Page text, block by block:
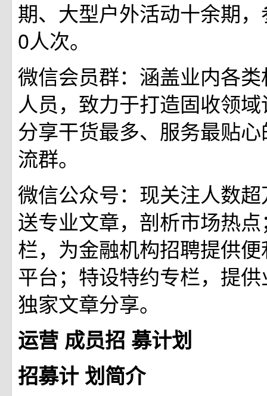
期、大型户外活动十余期
0人次。
微信会员群：涵盖业内各
人员，致力于打造固收领
分享干货最多、服务最贴
流群。
微信公众号：现关注人数
送专业文章，剖析市场热
栏，为金融机构招聘提供
平台；特设特约专栏，提
独家文章分享。
运营 成员招 募计划
招募计 划简介